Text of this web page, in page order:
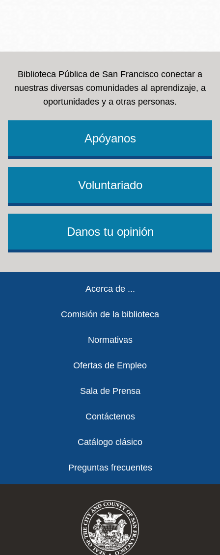
Biblioteca Pública de San Francisco conectar a
nuestras diversas comunidades al aprendizaje, a
oportunidades y a otras personas.
Apóyanos
Voluntariado
Danos tu opinión
Acerca de ...
Comisión de la biblioteca
Normativas
Ofertas de Empleo
Sala de Prensa
Contáctenos
Catálogo clásico
Preguntas frecuentes